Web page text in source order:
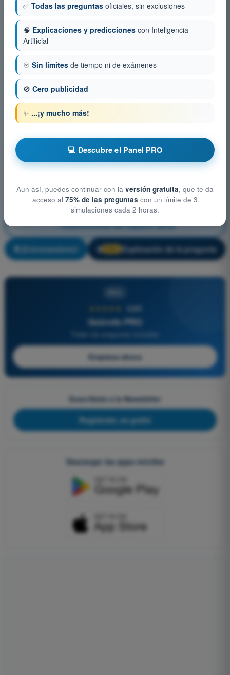
Restricciones del espacio aéreo
¡Entrenamiento! 🔒 Explicación de la pregunta
4,6/5
Quizvds PRO
Empieza ahora
Suscríbete a la Newsletter
Regístrate, es gratis
Descargar las apps móviles
✅ Todas las preguntas oficiales, sin exclusiones
🧠 Explicaciones y predicciones con Inteligencia
Artificial
♾️ Sin límites de tiempo ni de exámenes
🚫 Cero publicidad
✨ ...¡y mucho más!
💻 Descubre el Panel PRO
Aun así, puedes continuar con la versión gratuita, que te da
acceso al 75% de las preguntas con un límite de 3
simulaciones cada 2 horas.